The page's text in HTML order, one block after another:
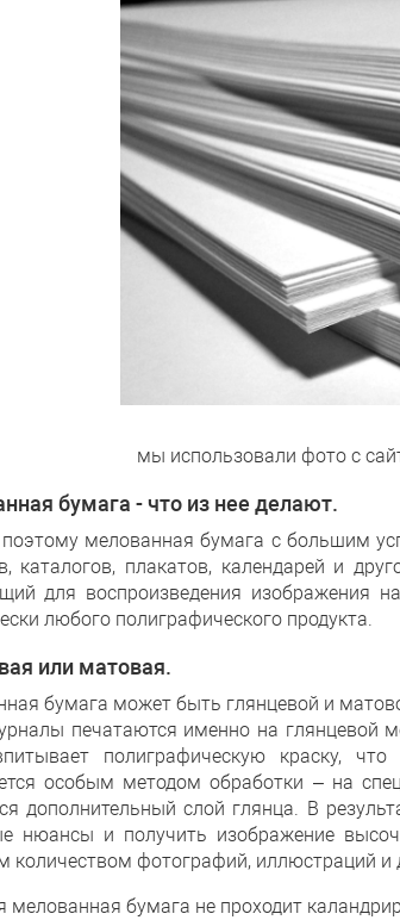
мы использовали фото с
бумага - что из нее делают.
мелованная бумага с большим
каталогов, плакатов, календарей и
для воспроизведения изображения
любого полиграфического продукта.
или матовая.
бумага может быть глянцевой и
печатаются именно на глянцевой
полиграфическую краску,
особым методом обработки – на
дополнительный слой глянца. В
нюансы и получить изображение
количеством фотографий, иллюстраций и
мелованная бумага не проходит